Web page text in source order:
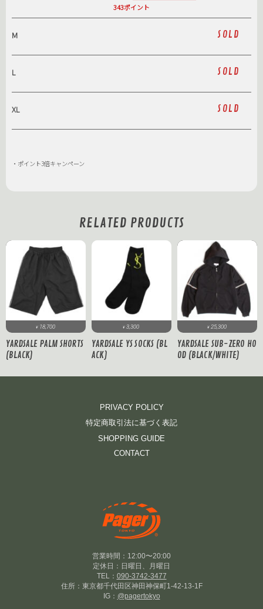
343ポイント
M SOLD
L SOLD
XL SOLD
・ポイント3倍キャンペーン
RELATED PRODUCTS
¥ 18,700
YARDSALE PALM SHORTS
(BLACK)
¥ 3,300
YARDSALE YS SOCKS (BL
ACK)
¥ 25,300
YARDSALE SUB-ZERO HO
OD (BLACK/WHITE)
PRIVACY POLICY
特定商取引法に基づく表記
SHOPPING GUIDE
CONTACT
営業時間：12:00〜20:00
定休日：日曜日、月曜日
TEL： 090-3742-3477
住所：東京都千代田区神田神保町1-42-13-1F
IG： @pagertokyo